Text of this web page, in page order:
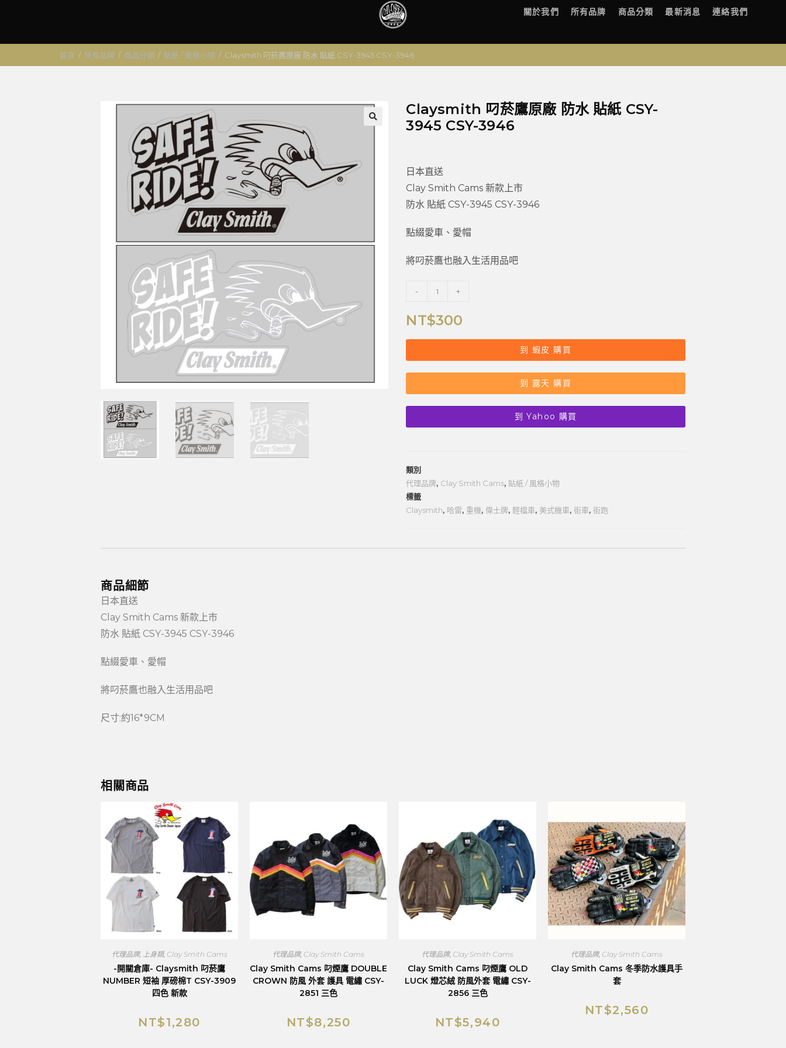
關於我們 所有品牌 商品分類 最新消息 連絡我們
首頁 / 所有品牌 / 商品分類 / 貼紙 / 風格小物 / Claysmith 叼菸鷹原廠 防水 貼紙 CSY-3945 CSY-3946
Claysmith 叼菸鷹原廠 防水 貼紙 CSY-
3945 CSY-3946
日本直送
Clay Smith Cams 新款上市
防水 貼紙 CSY-3945 CSY-3946
點綴愛車、愛帽
將叼菸鷹也融入生活用品吧
- +
NT$300
到 蝦皮 購買
到 露天 購買
到 Yahoo 購買
類別
代理品牌, Clay Smith Cams, 貼紙 / 風格小物
標籤
Claysmith, 哈雷, 重機, 偉士牌, 輕檔車, 美式機車,街車,街跑
商品細節
日本直送
Clay Smith Cams 新款上市
防水 貼紙 CSY-3945 CSY-3946
點綴愛車、愛帽
將叼菸鷹也融入生活用品吧
尺寸:約16*9CM
相關商品
代理品牌, 上身類, Clay Smith Cams
-開關倉庫- Claysmith 叼菸鷹
NUMBER 短袖 厚磅棉T CSY-3909
四色 新款
NT$1,280
代理品牌, Clay Smith Cams
Clay Smith Cams 叼煙鷹 DOUBLE
CROWN 防風 外套 護具 電繡 CSY-
2851 三色
NT$8,250
代理品牌, Clay Smith Cams
Clay Smith Cams 叼煙鷹 OLD
LUCK 燈芯絨 防風外套 電繡 CSY-
2856 三色
NT$5,940
代理品牌, Clay Smith Cams
Clay Smith Cams 冬季防水護具手
套
NT$2,560